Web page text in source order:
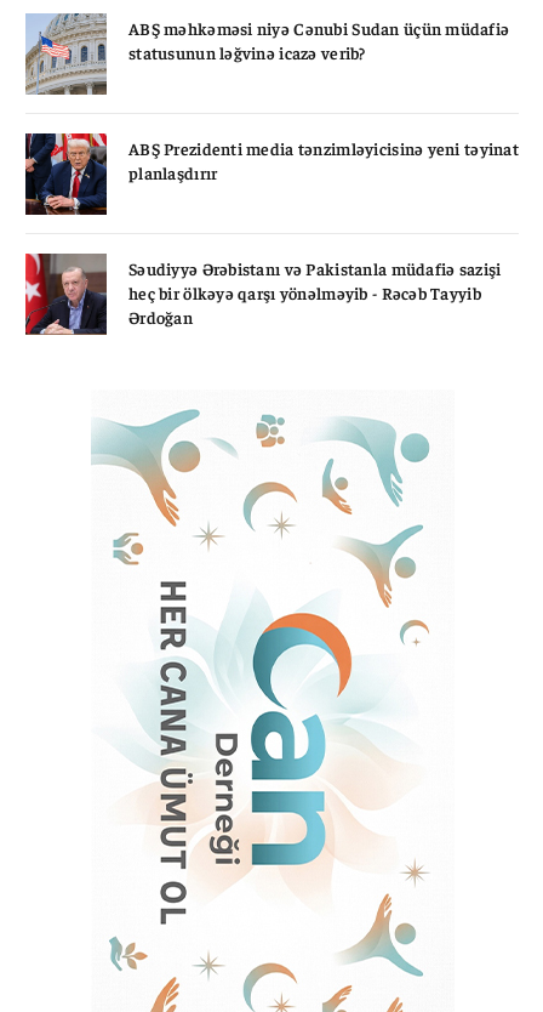
ABŞ məhkəməsi niyə Cənubi Sudan üçün müdafiə
statusunun ləğvinə icazə verib?
ABŞ Prezidenti media tənzimləyicisinə yeni təyinat
planlaşdırır
Səudiyyə Ərəbistanı və Pakistanla müdafiə sazişi
heç bir ölkəyə qarşı yönəlməyib - Rəcəb Tayyib
Ərdoğan